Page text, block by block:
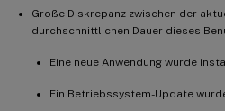
Große Diskrepanz zwischen der
durchschnittlichen Dauer dieses
Eine neue Anwendung wurde
Ein Betriebssystem-Update